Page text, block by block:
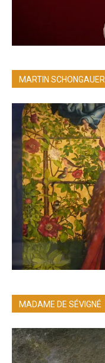
MARTIN SCHONGAUER
MADAME DE SÉVIGNÉ